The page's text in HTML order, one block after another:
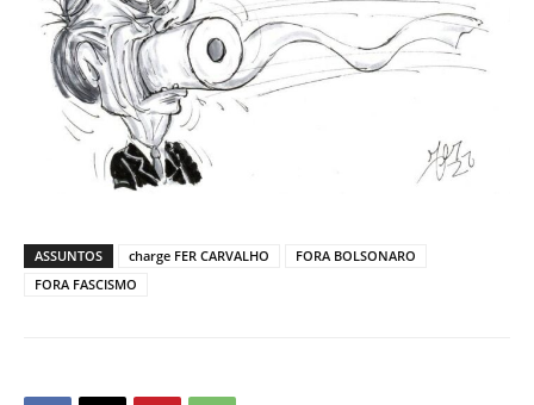
ASSUNTOS charge FER CARVALHO
FORA BOLSONARO
FORA FASCISMO